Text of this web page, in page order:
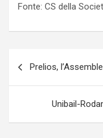
Fonte: CS della
articoli
Prelios,
Unibail-